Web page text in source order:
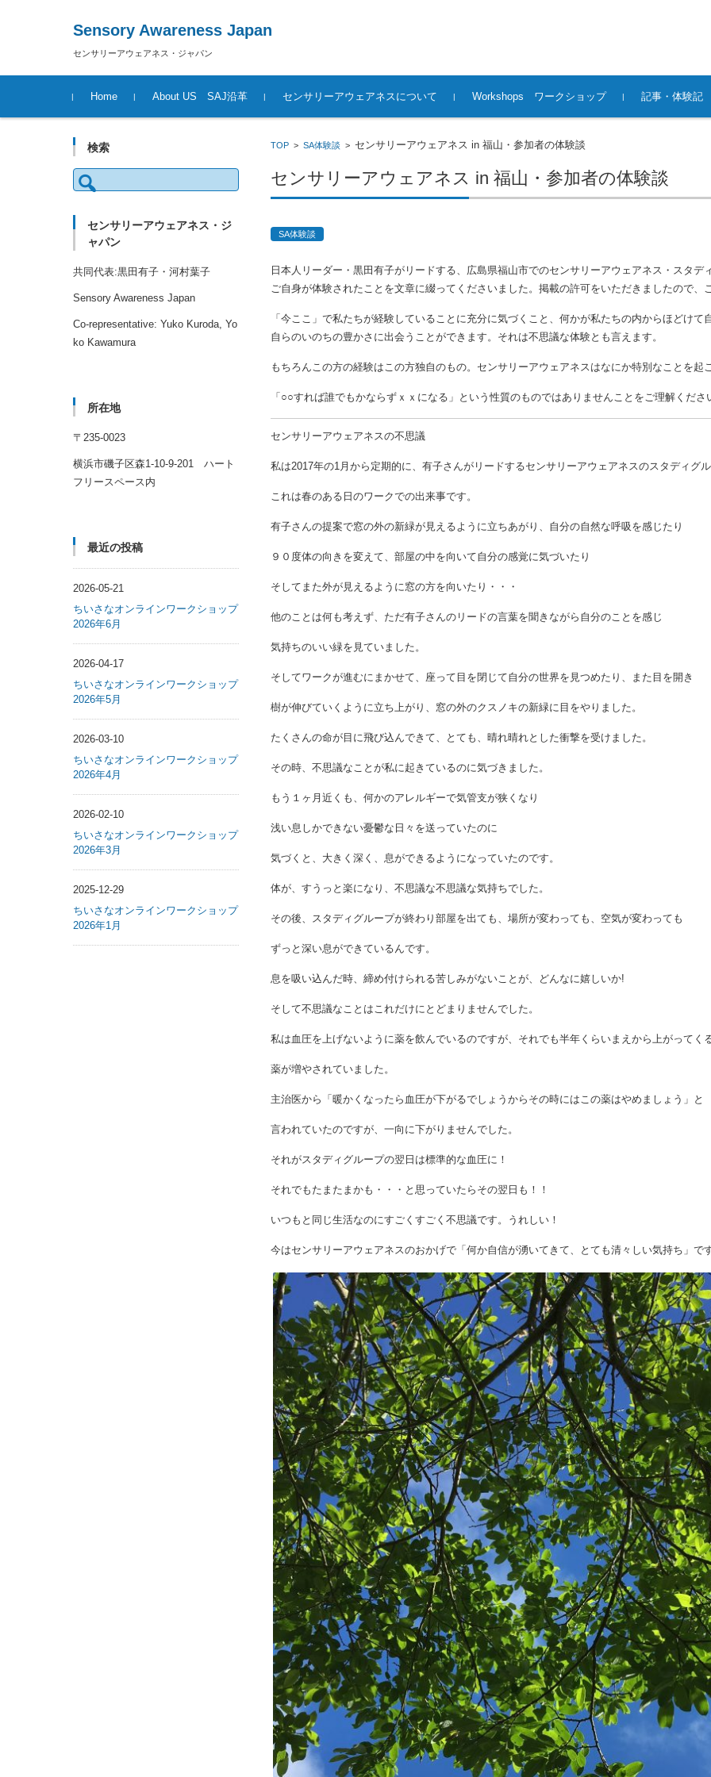
Sensory Awareness Japan
センサリーアウェアネス・ジャパン
コンテンツに移動
Home
About US SAJ沿革 センサリーアウェアネスについて Workshops ワークショップ 記事・体験記
TOP> SA体験談> センサリーアウェアネス in 福山・参加者の体験談
センサリーアウェアネス in 福山・参加者の体験談
SA体験談
日本人リーダー・黒田有子がリードする、広島県福山市でのセンサリーアウェアネス・スタ
ご自身が体験されたことを文章に綴ってくださいました。掲載の許可をいただきましたので、
「今ここ」で私たちが経験していることに充分に気づくこと、何かが私たちの内からほどけ
自らのいのちの豊かさに出会うことができます。それは不思議な体験とも言えます。
もちろんこの方の経験はこの方独自のもの。センサリーアウェアネスはなにか特別なことを起
「○○すれば誰でもかならずｘｘになる」という性質のものではありませんことをご理解くださ
センサリーアウェアネスの不思議
私は2017年の1月から定期的に、有子さんがリードするセンサリーアウェアネスのスタディグ
これは春のある日のワークでの出来事です。
有子さんの提案で窓の外の新緑が見えるように立ちあがり、自分の自然な呼吸を感じたり
９０度体の向きを変えて、部屋の中を向いて自分の感覚に気づいたり
そしてまた外が見えるように窓の方を向いたり・・・
他のことは何も考えず、ただ有子さんのリードの言葉を聞きながら自分のことを感じ
気持ちのいい緑を見ていました。
そしてワークが進むにまかせて、座って目を閉じて自分の世界を見つめたり、また目を開き
樹が伸びていくように立ち上がり、窓の外のクスノキの新緑に目をやりました。
たくさんの命が目に飛び込んできて、とても、晴れ晴れとした衝撃を受けました。
その時、不思議なことが私に起きているのに気づきました。
もう１ヶ月近くも、何かのアレルギーで気管支が狭くなり
浅い息しかできない憂鬱な日々を送っていたのに
気づくと、大きく深く、息ができるようになっていたのです。
体が、すうっと楽になり、不思議な不思議な気持ちでした。
その後、スタディグループが終わり部屋を出ても、場所が変わっても、空気が変わっても
ずっと深い息ができているんです。
息を吸い込んだ時、締め付けられる苦しみがないことが、どんなに嬉しいか!
そして不思議なことはこれだけにとどまりませんでした。
私は血圧を上げないように薬を飲んでいるのですが、それでも半年くらいまえから上がってく
薬が増やされていました。
主治医から「暖かくなったら血圧が下がるでしょうからその時にはこの薬はやめましょう」と
言われていたのですが、一向に下がりませんでした。
それがスタディグループの翌日は標準的な血圧に！
それでもたまたまかも・・・と思っていたらその翌日も！！
いつもと同じ生活なのにすごくすごく不思議です。うれしい！
今はセンサリーアウェアネスのおかげで「何か自信が湧いてきて、とても清々しい気持ち」で
検索
検
索:
センサリーアウェアネス・ジ
ャパン
共同代表:黒田有子・河村葉子
Sensory Awareness Japan
Co-representative: Yuko Kuroda, Yo
ko Kawamura
所在地
〒235-0023
横浜市磯子区森1-10-9-201 ハート
フリースペース内
最近の投稿
2026-05-21
ちいさなオンラインワークショップ
2026年6月
2026-04-17
ちいさなオンラインワークショップ
2026年5月
2026-03-10
ちいさなオンラインワークショップ
2026年4月
2026-02-10
ちいさなオンラインワークショップ
2026年3月
2025-12-29
ちいさなオンラインワークショップ
2026年1月